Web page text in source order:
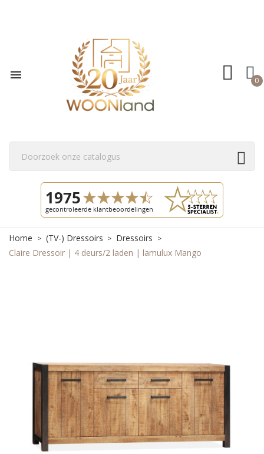
 0
Home (TV-) Dressoirs
Dressoirs
Claire Dressoir | 4 deurs/2 laden | lamulux Mango